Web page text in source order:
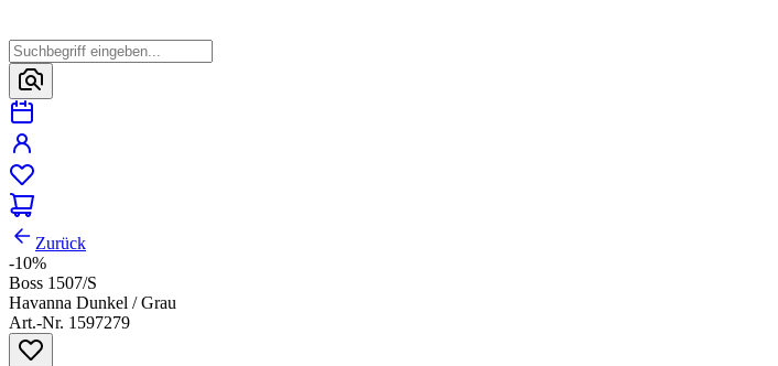
Zurück
-10%
Boss 1507/S
Havanna Dunkel / Grau
Art.-Nr. 1597279